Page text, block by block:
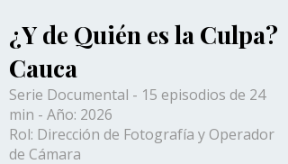
¿Y de Quién es la Culpa?
Cauca
Serie Documental - 15 episodios de 24
min - Año: 2026
Rol: Dirección de Fotografía y Operador
de Cámara